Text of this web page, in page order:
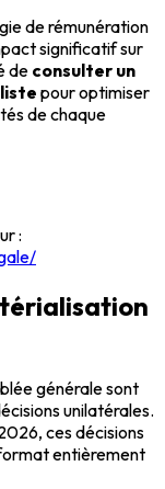
de rémunération
significatif sur
de consulter un
pour optimiser
de chaque
:
générale sont
unilatérales.
ces décisions
entièrement